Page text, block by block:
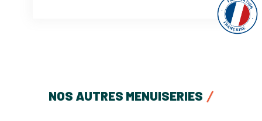
NOS AUTRES MENUISERIES